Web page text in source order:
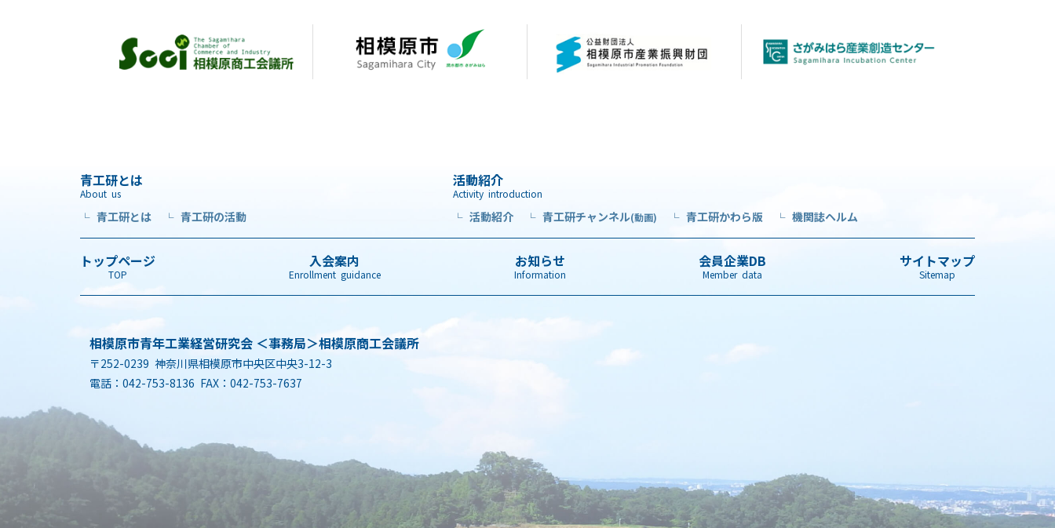
青工研とは
About us
└ 青工研とは └ 青工研の活動
活動紹介
Activity introduction
└ 活動紹介 └ 青工研チャンネル(動画) └ 青工研かわら版 └ 機関誌ヘルム
トップページ
TOP
入会案内
Enrollment guidance
お知らせ
Information
会員企業DB
Member data
サイトマップ
Sitemap
相模原市青年工業経営研究会 ＜事務局＞相模原商工会議所
〒252-0239 神奈川県相模原市中央区中央3-12-3
電話：042-753-8136 FAX：042-753-7637